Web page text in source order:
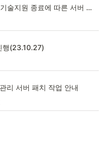
Windows Server 2008 MS기술지원 종료에 따른 서버 이전 안내
행(23.10.27)
리 서버 패치 작업 안내